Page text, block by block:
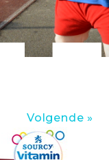
Volgende »